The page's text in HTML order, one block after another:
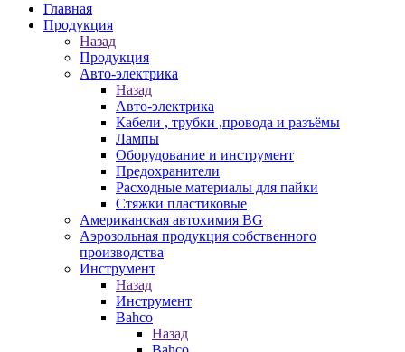
Главная
Продукция
Назад
Продукция
Авто-электрика
Назад
Авто-электрика
Кабели , трубки ,провода и разъёмы
Лампы
Оборудование и инструмент
Предохранители
Расходные материалы для пайки
Стяжки пластиковые
Американская автохимия BG
Аэрозольная продукция собственного
производства
Инструмент
Назад
Инструмент
Bahco
Назад